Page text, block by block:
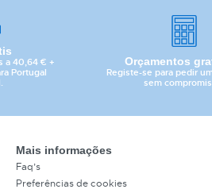
a 40,64 € +
Portugal
Orçamentos
Registe-se para pedir
sem
Mais informações
Faq’s
Preferências de cookies